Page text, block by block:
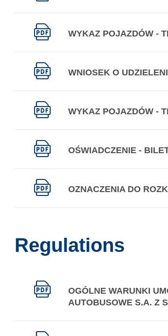
WYKAZ POJAZDÓW -
WNIOSEK O
WYKAZ POJAZDÓW -
OŚWIADCZENIE -
OZNACZENIA DO
Regulations
OGÓLNE WARUNKI
AUTOBUSOWE S.A. Z